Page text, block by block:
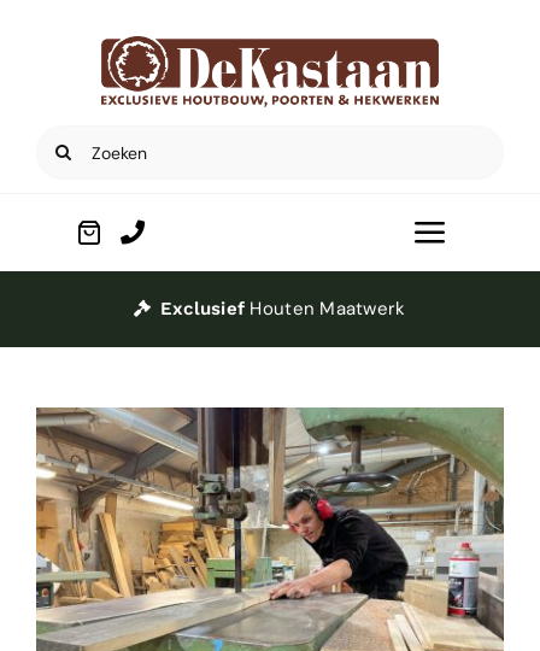
Zoeken
Toggle
Houtbouw
Projecten
Shop
Exclusief Houten Maatwerk